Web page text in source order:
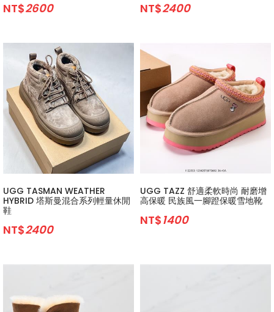
NT$2600 NT$2400
UGG TASMAN WEATHER
HYBRID 塔斯曼混合系列輕量休閒
鞋
NT$2400
UGG TAZZ 舒適柔軟時尚 耐磨增
高保暖 民族風一腳蹬保暖雪地靴
NT$1400